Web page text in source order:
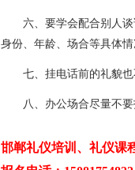
六、要学会配合别人谈话
身份、年龄、场合等具体情
七、挂电话前的礼貌也不
八、办公场合尽量不要打
邯郸礼仪培训、礼仪课